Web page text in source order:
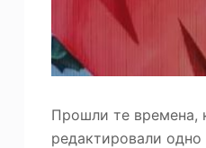
Прошли те времена,
редактировали